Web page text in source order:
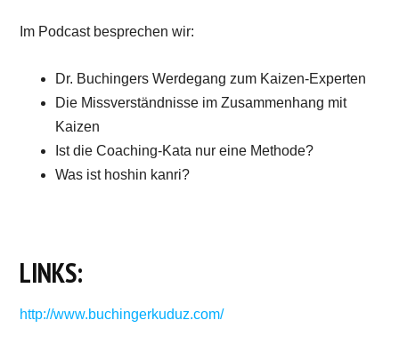
Im Podcast besprechen wir:
Dr. Buchingers Werdegang zum Kaizen-Experten
Die Missverständnisse im Zusammenhang mit
Kaizen
Ist die Coaching-Kata nur eine Methode?
Was ist hoshin kanri?
LINKS:
http://www.buchingerkuduz.com/